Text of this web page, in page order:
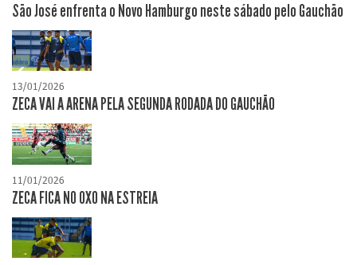
São José enfrenta o Novo Hamburgo neste sábado pelo Gauchão
13/01/2026
ZECA VAI A ARENA PELA SEGUNDA RODADA DO GAUCHÃO
11/01/2026
ZECA FICA NO 0XO NA ESTREIA